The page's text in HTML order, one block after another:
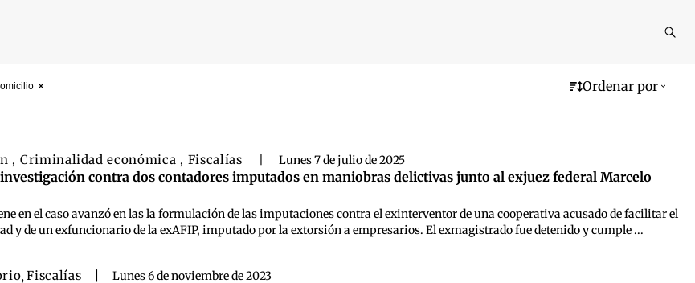
Ordenar por
, Criminalidad económica , Fiscalías Lunes 7 de julio de 2025
contra dos contadores imputados en maniobras delictivas junto al exjuez federal Marcelo
en el caso avanzó en las la formulación de las imputaciones contra el exinterventor de una cooperativa acusado de facilitar el
y de un exfuncionario de la exAFIP, imputado por la extorsión a empresarios. El exmagistrado fue detenido y cumple ...
,Fiscalías Lunes 6 de noviembre de 2023